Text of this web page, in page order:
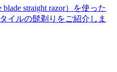
straight razor）を使った
イルの髭剃りをご紹介しま